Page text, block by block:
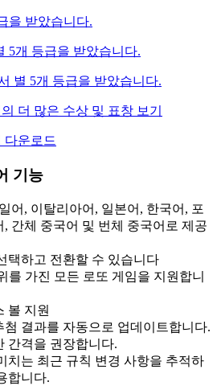
더 많은 수상 및 표창 보기
다운로드
기능
어, 이탈리아어, 일본어, 한국어, 포
, 간체 중국어 및 번체 중국어로 제공
택하고 전환할 수 있습니다
를 가진 모든 로또 게임을 지원합니
볼 지원
첨 결과를 자동으로 업데이트합니다.
간격을 권장합니다.
치는 최근 규칙 변경 사항을 추적하
합니다.